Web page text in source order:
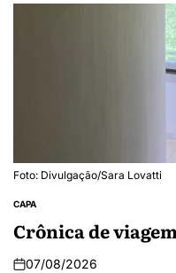
Foto: Divulgação/Sara Lovatti
CAPA
Crônica de
07/08/2026